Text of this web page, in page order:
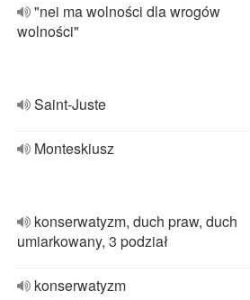
"nei ma wolności dla wrogów
wolności"
Saint-Juste
Monteskiusz
konserwatyzm, duch praw, duch
umiarkowany, 3 podział
konserwatyzm